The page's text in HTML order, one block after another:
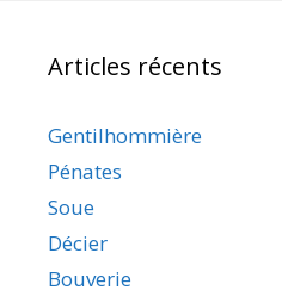
Articles récents
Gentilhommière
Pénates
Soue
Décier
Bouverie